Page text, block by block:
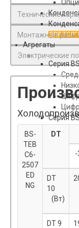
ДЛЯ
Агрегаты
Серия
Серия
Технические
Монтажные
Электрические
BS-
TEB
C6-
2507
ED
NG
DT
-
DT
10
(Вт)
DT 9